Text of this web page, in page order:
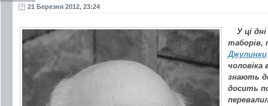
21 Березня 2012, 23:24
У ці
таборів,
Джулинки
чоловіка
знають
досить